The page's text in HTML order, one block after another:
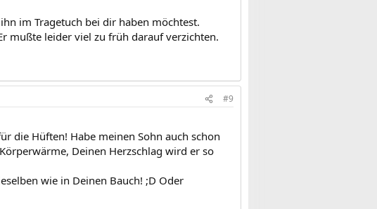
im Tragetuch bei dir haben möchtest.
mußte leider viel zu früh darauf verzichten.
#9
die Hüften! Habe meinen Sohn auch schon
Deinen Herzschlag wird er so
wie in Deinen Bauch! ;D Oder